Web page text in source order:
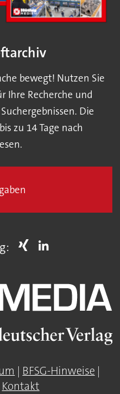
bewegt! Nutzen Sie
Ihre Recherche und
Die
zu 14 Tage nach
| BFSG-Hinweise |
Kontakt